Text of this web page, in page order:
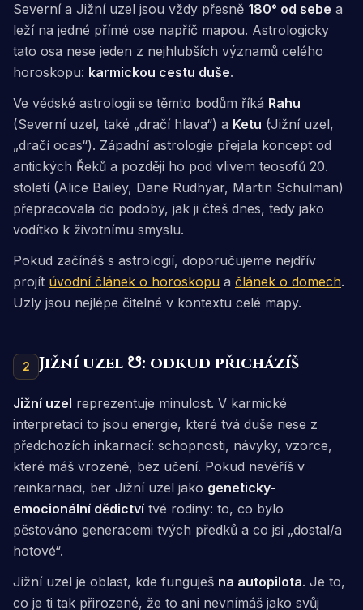
Severní a Jižní uzel jsou vždy přesně 180° od sebe a
leží na jedné přímé ose napříč mapou. Astrologicky
tato osa nese jeden z nejhlubších významů celého
horoskopu: karmickou cestu duše.
Ve védské astrologii se těmto bodům říká Rahu
(Severní uzel, také „dračí hlava“) a Ketu (Jižní uzel,
„dračí ocas“). Západní astrologie přejala koncept od
antických Řeků a později ho pod vlivem teosofů 20.
století (Alice Bailey, Dane Rudhyar, Martin Schulman)
přepracovala do podoby, jak ji čteš dnes, tedy jako
vodítko k životnímu smyslu.
Pokud začínáš s astrologií, doporučujeme nejdřív
projít úvodní článek o horoskopu a článek o domech.
Uzly jsou nejlépe čitelné v kontextu celé mapy.
2 Jižní uzel ☋: odkud přicházíš
Jižní uzel reprezentuje minulost. V karmické
interpretaci to jsou energie, které tvá duše nese z
předchozích inkarnací: schopnosti, návyky, vzorce,
které máš vrozeně, bez učení. Pokud nevěříš v
reinkarnaci, ber Jižní uzel jako geneticky-
emocionální dědictví tvé rodiny: to, co bylo
pěstováno generacemi tvých předků a co jsi „dostal/a
hotové“.
Jižní uzel je oblast, kde funguješ na autopilota. Je to,
co je ti tak přirozené, že to ani nevnímáš jako svůj